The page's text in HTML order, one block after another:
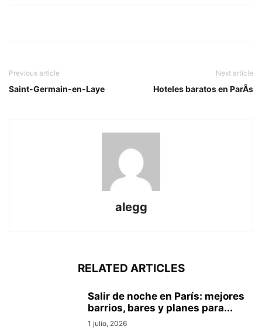
Previous article
Saint-Germain-en-Laye
Next article
Hoteles baratos en ParÃ­s
alegg
RELATED ARTICLES
Salir de noche en París: mejores
barrios, bares y planes para...
1 julio, 2026